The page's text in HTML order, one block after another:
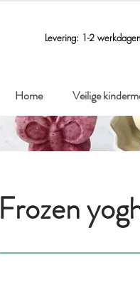
Levering: 1-2 werkdagen
Home Veilige
Frozen